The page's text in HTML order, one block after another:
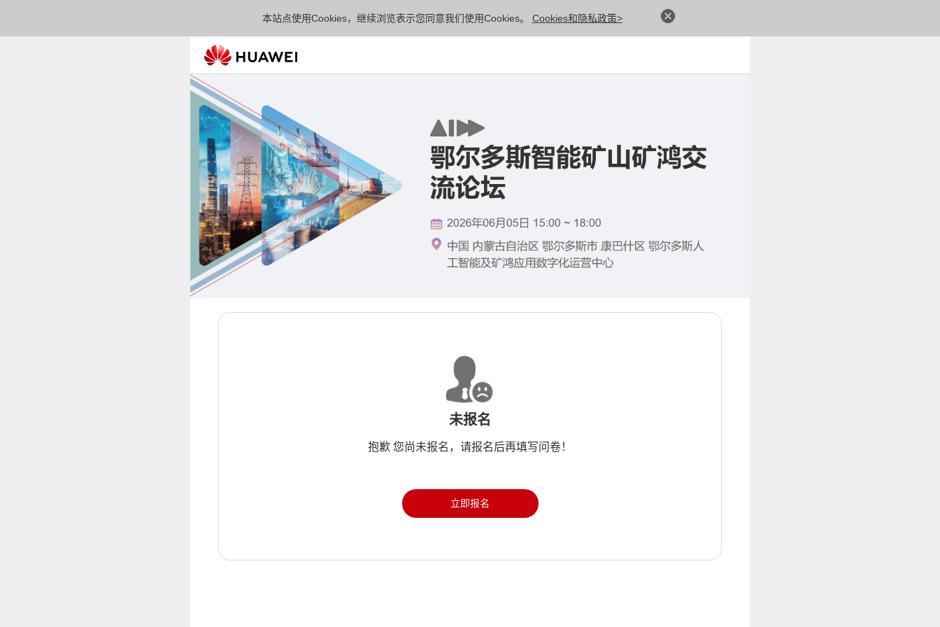
本站点使用Cookies，继续浏览表示您同意我们使用Cookies。 Cookies和隐私政策>
未报名
抱歉 您尚未报名，请报名后再填写问卷！
立即报名